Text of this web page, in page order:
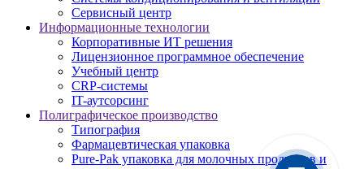
Сервисный центр
Информационные технологии
Корпоративные ИТ решения
Лицензионное программное обеспечение
Учебный центр
CRP-системы
IT-аутсорсинг
Полиграфическое производство
Типография
Фармацевтическая упаковка
Pure-Pak упаковка для молочных продуктов и